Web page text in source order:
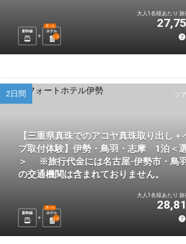
新幹線 ホテル
選べる
1 泊
大人1名様あたり 旅
ツ
2日間
【三重県真珠でのアコヤ真珠取り出し
プ取付体験】伊勢・鳥羽・志摩 1泊＜
＞ ※旅行代金には名古屋-伊勢市・鳥
の交通機関は含まれておりません。
新幹線 ホテル
選べる
1 泊
大人1名様あたり 旅